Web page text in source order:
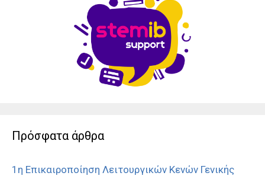
Πρόσφατα άρθρα
1η Επικαιροποίηση Λειτουργικών Κενών Γενικής